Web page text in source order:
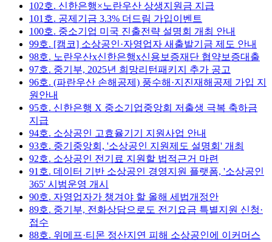
102호. 신한은행×노란우산 상생지원금 지급
101호. 공제기금 3.3% 더드림 가입이벤트
100호. 중소기업 미국 진출전략 설명회 개최 안내
99호. [캠코] 소상공인·자영업자 새출발기금 제도 안내
98호. 노란우산x신한은행x신용보증재단 협약보증대출
97호. 중기부, 2025년 희망리턴패키지 추가 공고
96호. (파란우산 손해공제) 풍수해·지진재해공제 가입 지
원안내
95호. 신한은행 X 중소기업중앙회 저출생 극복 축하금
지급
94호. 소상공인 고효율기기 지원사업 안내
93호. 중기중앙회, '소상공인 지원제도 설명회' 개최
92호. 소상공인 전기료 지원할 법적근거 마련
91호. 데이터 기반 소상공인 경영지원 플랫폼, '소상공인
365' 시범운영 개시
90호. 자영업자가 챙겨야 할 올해 세법개정안
89호. 중기부, 전화상담으로도 전기요금 특별지원 신청·
접수
88호. 위메프·티몬 정산지연 피해 소상공인에 이커머스